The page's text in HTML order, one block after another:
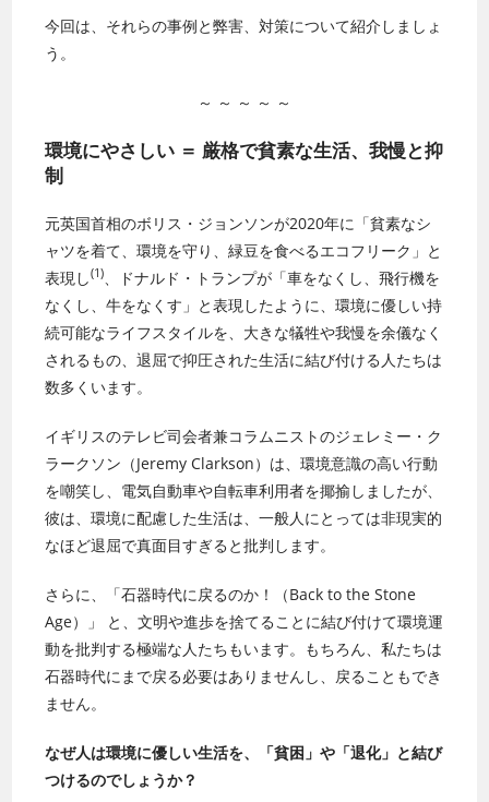
今回は、それらの事例と弊害、対策について紹介しましょ
う。
～ ～ ～ ～ ～
環境にやさしい ＝ 厳格で貧素な生活、我慢と抑
制
元英国首相のボリス・ジョンソンが2020年に「貧素なシ
ャツを着て、環境を守り、緑豆を食べるエコフリーク」と
表現し(1)
、ドナルド・トランプが「車をなくし、飛行機を
なくし、牛をなくす」と表現したように、環境に優しい持
続可能なライフスタイルを、大きな犠牲や我慢を余儀なく
されるもの、退屈で抑圧された生活に結び付ける人たちは
数多くいます。
イギリスのテレビ司会者兼コラムニストのジェレミー・ク
ラークソン（Jeremy Clarkson）は、環境意識の高い行動
を嘲笑し、電気自動車や自転車利用者を揶揄しましたが、
彼は、環境に配慮した生活は、一般人にとっては非現実的
なほど退屈で真面目すぎると批判します。
さらに、「石器時代に戻るのか！（Back to the Stone
Age）」 と、文明や進歩を捨てることに結び付けて環境運
動を批判する極端な人たちもいます。もちろん、私たちは
石器時代にまで戻る必要はありませんし、戻ることもでき
ません。
なぜ人は環境に優しい生活を、「貧困」や「退化」と結び
つけるのでしょうか？